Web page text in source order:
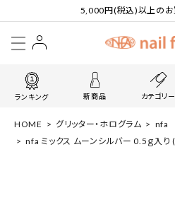
5,000円(税込)以上の
ランキング 新商品 カテゴリー
HOME グリッター・ホログラム
nfa
nfa ミックス ムーンシルバー 0.5ｇ入り